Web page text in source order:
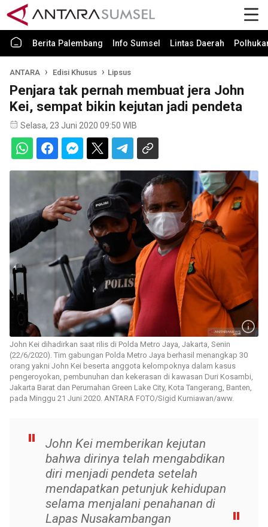
Berita Palembang Info Sumsel Lintas Daerah
ANTARA Edisi Khusus Lipsus
Penjara tak pernah membuat jera John
Kei, sempat bikin kejutan jadi pendeta
Selasa, 23 Juni 2020 09:50 WIB
John Kei dihadirkan saat rilis di Polda Metro Jaya, Jakarta, Senin
(22/6/2020). Tim gabungan Polda Metro Jaya berhasil menangkap 30
orang yakni John Kei beserta anggota kelompoknya dalam kasus
pengeroyokan, pembunuhan dan kekerasan di kawasan Duri Kosambi,
Jakarta Barat dan Perumahan Green Lake City, Kota Tangerang, Banten,
pada Minggu 21 Juni 2020. ANTARA FOTO/Sigid Kurniawan/aww.
John Kei memberikan kejutan
bahwa dirinya telah mengabdikan
diri menjadi pendeta setelah
mendapatkan petunjuk kehidupan
selama menjalani penahanan di
Lapas Nusakambangan